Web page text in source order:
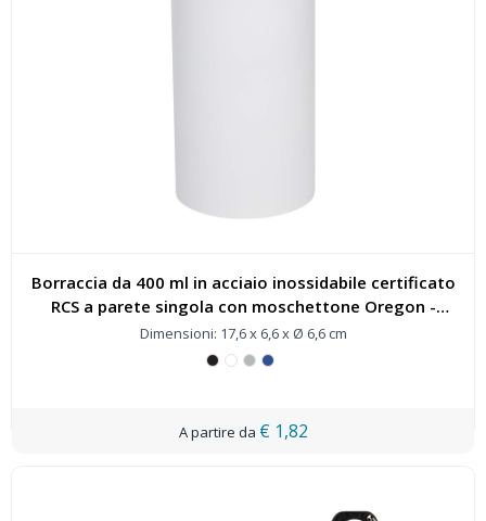
Borraccia da 400 ml in acciaio inossidabile certificato
RCS a parete singola con moschettone Oregon -
100871
Dimensioni: 17,6 x 6,6 x Ø 6,6 cm
€ 1,82